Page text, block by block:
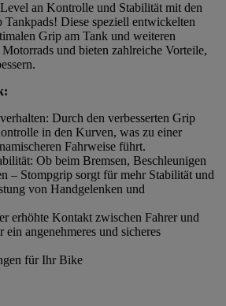
an Kontrolle und Stabilität mit den
Diese speziell entwickelten
Grip am Tank und weiteren
und bieten zahlreiche Vorteile,
Durch den verbesserten Grip
in den Kurven, was zu einer
Fahrweise führt.
Ob beim Bremsen, Beschleunigen
– Stompgrip sorgt für mehr Stabilität und
von Handgelenken und
erhöhte Kontakt zwischen Fahrer und
ein angenehmeres und sicheres
für Ihr Bike